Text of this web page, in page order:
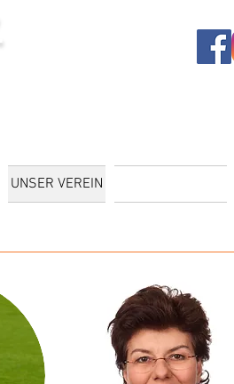
UNSER VEREIN